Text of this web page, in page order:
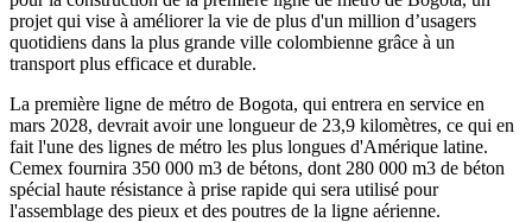
projet qui vise à améliorer la vie de plus d'un million d’usagers
quotidiens dans la plus grande ville colombienne grâce à un
transport plus efficace et durable.
La première ligne de métro de Bogota, qui entrera en service en
mars 2028, devrait avoir une longueur de 23,9 kilomètres, ce qui en
fait l'une des lignes de métro les plus longues d'Amérique latine.
Cemex fournira 350 000 m3 de bétons, dont 280 000 m3 de béton
spécial haute résistance à prise rapide qui sera utilisé pour
l'assemblage des pieux et des poutres de la ligne aérienne.